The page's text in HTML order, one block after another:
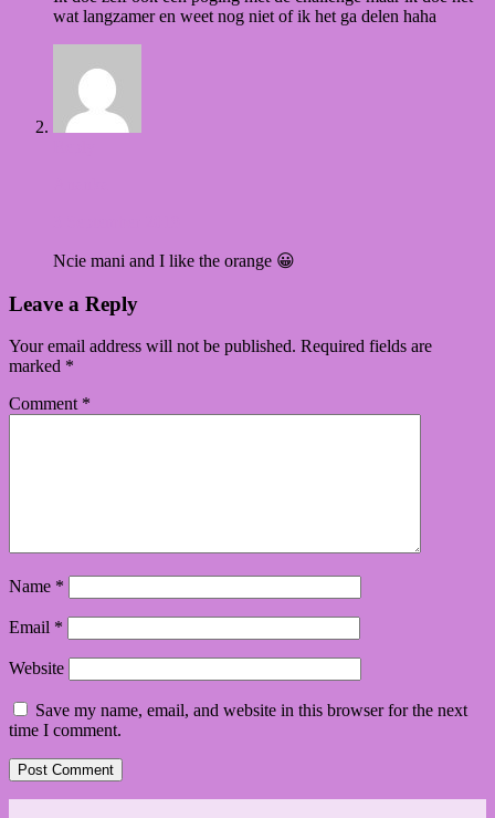
wat langzamer en weet nog niet of ik het ga delen haha
Ncie mani and I like the orange 😀
Leave a Reply
Your email address will not be published. Required fields are
marked *
Comment *
Name *
Email *
Website
Save my name, email, and website in this browser for the next
time I comment.